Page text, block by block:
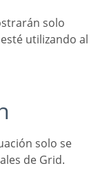
utilizando al
de Grid.